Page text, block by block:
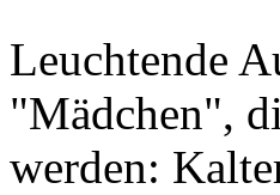
Leuchtende
"Mädchen",
werden: